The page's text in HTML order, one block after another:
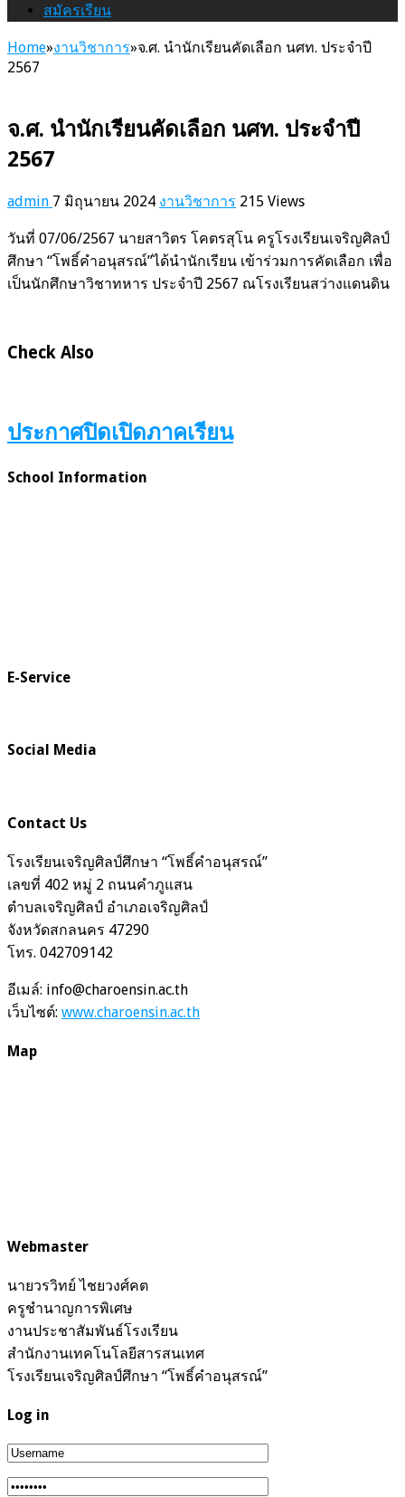
สมัครเรียน
Home»งานวิชาการ»จ.ศ. นำนักเรียนคัดเลือก นศท. ประจำปี
2567
จ.ศ. นำนักเรียนคัดเลือก นศท. ประจำปี
2567
admin 7 มิถุนายน 2024 งานวิชาการ 215 Views
วันที่ 07/06/2567 นายสาวิตร โคตรสุโน ครูโรงเรียนเจริญศิลป์
ศึกษา “โพธิ์คำอนุสรณ์”ได้นำนักเรียน เข้าร่วมการคัดเลือก เพื่อ
เป็นนักศึกษาวิชาทหาร ประจำปี 2567 ณโรงเรียนสว่างแดนดิน
Check Also
ประกาศปิดเปิดภาคเรียน
School Information
E-Service
Social Media
Contact Us
โรงเรียนเจริญศิลป์ศึกษา “โพธิ์คำอนุสรณ์”
เลขที่ 402 หมู่ 2 ถนนคำภูแสน
ตำบลเจริญศิลป์ อำเภอเจริญศิลป์
จังหวัดสกลนคร 47290
โทร. 042709142
อีเมล์: info@charoensin.ac.th
เว็บไซต์: www.charoensin.ac.th
Map
Webmaster
นายวรวิทย์ ไชยวงศ์คต
ครูชำนาญการพิเศษ
งานประชาสัมพันธ์โรงเรียน
สำนักงานเทคโนโลยีสารสนเทศ
โรงเรียนเจริญศิลป์ศึกษา “โพธิ์คำอนุสรณ์”
Log in